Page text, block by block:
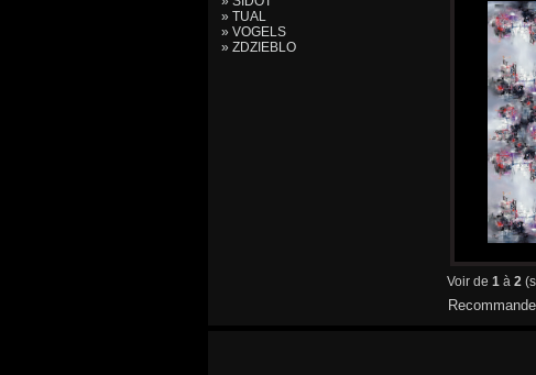
» TUAL
» VOGELS
» ZDZIEBLO
Voir de 1 à 2